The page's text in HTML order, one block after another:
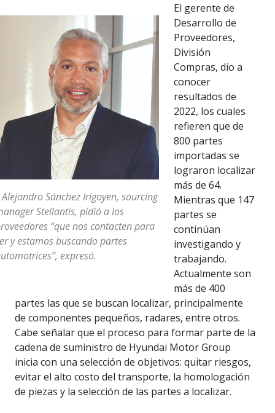
Alejandro Sánchez Irigoyen, sourcing
Stellantis, pidió a los
“que nos contacten para
y estamos buscando partes
expresó.
El gerente de
Desarrollo de
Proveedores,
División
Compras, dio a
conocer
resultados de
2022, los cuales
refieren que de
800 partes
importadas se
lograron localizar
más de 64.
Mientras que 147
partes se
continúan
investigando y
trabajando.
Actualmente son
más de 400
partes las que se buscan localizar, principalmente
de componentes pequeños, radares, entre otros.
Cabe señalar que el proceso para formar parte de la
cadena de suministro de Hyundai Motor Group
inicia con una selección de objetivos: quitar riesgos,
evitar el alto costo del transporte, la homologación
de piezas y la selección de las partes a localizar.